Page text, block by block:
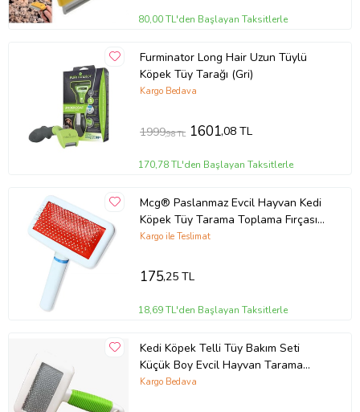
80,00 TL'den Başlayan Taksitlerle
Furminator Long Hair Uzun Tüylü
Köpek Tüy Tarağı (Gri)
Kargo Bedava
1999,98 TL 1601,08 TL
170,78 TL'den Başlayan Taksitlerle
Mcg® Paslanmaz Evcil Hayvan Kedi
Köpek Tüy Tarama Toplama Fırçası
Kolay Temizlenir Bakım Aleti
Kargo ile Teslimat
175,25 TL
18,69 TL'den Başlayan Taksitlerle
Kedi Köpek Telli Tüy Bakım Seti
Küçük Boy Evcil Hayvan Tarama
Fırçası
Kargo Bedava